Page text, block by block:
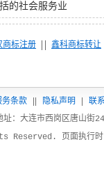
的社会服务业
商标注册 鑫科商标转让
务条款 隐私声明
联
：大连市西岗区唐山街
Reserved. 页面执行时